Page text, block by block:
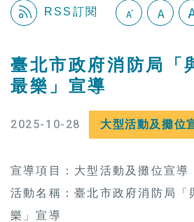
RSS訂閱
臺北市政府消防局「
最樂」宣導
2025-10-28 大型活動及攤位
宣導項目：大型活動及攤位宣導
活動名稱：臺北市政府消防局「
樂」宣導